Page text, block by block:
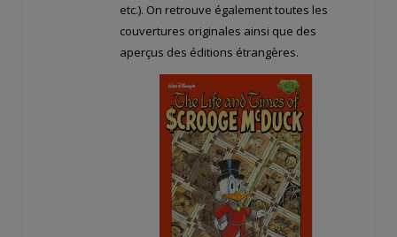
etc.). On retrouve également toutes les
couvertures originales ainsi que des
aperçus des éditions étrangères.